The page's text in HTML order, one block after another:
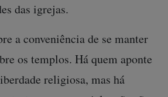
das igrejas.
a conveniência de se manter
os templos. Há quem aponte
religiosa, mas há